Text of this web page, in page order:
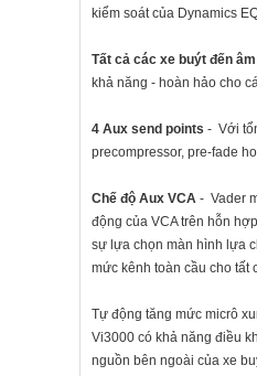
kiểm soát của Dynamics
Tất cả các xe buýt đến
khả năng - hoàn hảo cho
4 Aux send points - Với
precompressor, pre-fade
Chế độ Aux VCA - Vader
động của VCA trên hỗn
sự lựa chọn màn hình lựa
mức kênh toàn cầu cho tất
Tự động tăng mức micrô
Vi3000 có khả năng điều
nguồn bên ngoài của xe